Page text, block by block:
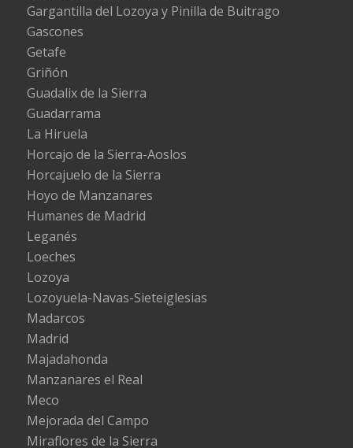
Gargantilla del Lozoya y Pinilla de Buitrago
Gascones
Getafe
Griñón
Guadalix de la Sierra
Guadarrama
La Hiruela
Horcajo de la Sierra-Aoslos
Horcajuelo de la Sierra
Hoyo de Manzanares
Humanes de Madrid
Leganés
Loeches
Lozoya
Lozoyuela-Navas-Sieteiglesias
Madarcos
Madrid
Majadahonda
Manzanares el Real
Meco
Mejorada del Campo
Miraflores de la Sierra